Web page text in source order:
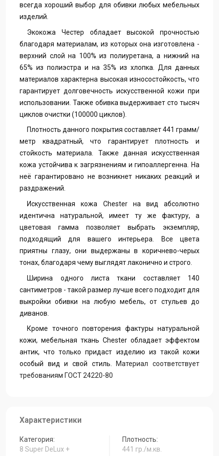
всегда хороший выбор для обивки любых мебельных
изделий.
Экокожа Честер обладает высокой прочностью
благодаря материалам, из которых она изготовлена -
верхний слой на 100% из полиуретана, а нижний на
65% из полиэстра и на 35% из хлопка. Для данных
материалов характерна высокая износостойкость, что
гарантирует долговечность искусственной кожи при
использовании. Также обивка выдерживает сто тысяч
циклов очистки (100000 циклов).
Плотность данного покрытия составляет 441 грамм/
метр квадратный, что гарантирует плотность и
стойкость материала. Также данная искусственная
кожа устойчива к загрязнениям и гипоаллергенна. На
неё гарантировано не возникнет никаких реакций и
раздражений.
Искусственная кожа Chester на вид абсолютно
идентична натуральной, имеет ту же фактуру, а
цветовая гамма позволяет выбрать экземпляр,
подходящий для вашего интерьера. Все цвета
приятны глазу, они выдержаны в коричнево-черых
тонах, благодаря чему выглядят лаконично и строго.
Ширина одного листа ткани составляет 140
сантиметров - такой размер лучше всего подходит для
выкройки обивки на любую мебель, от стульев до
диванов.
Кроме точного повторения фактуры натуральной
кожи, мебельная ткань Chester обладает эффектом
антик, что только придаст изделию из такой кожи
особый вид и свой стиль.
Материал
соответствует
требованиям ГОСТ 24220-80
Характеристики
Категория:
8 Super DeLux +
Плотность:
441 гр./м.кв.